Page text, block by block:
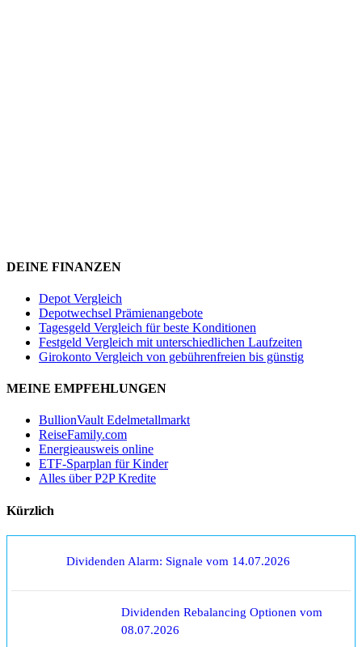
DEINE FINANZEN
Depot Vergleich
Depotwechsel Prämienangebote
Tagesgeld Vergleich für beste Konditionen
Festgeld Vergleich mit unterschiedlichen Laufzeiten
Girokonto Vergleich von gebührenfreien bis günstig
MEINE EMPFEHLUNGEN
BullionVault Edelmetallmarkt
ReiseFamily.com
Energieausweis online
ETF-Sparplan für Kinder
Alles über P2P Kredite
Kürzlich
Dividenden Alarm: Signale vom 14.07.2026
Dividenden Rebalancing Optionen vom
08.07.2026